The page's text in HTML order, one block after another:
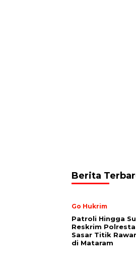
Berita
Go Hukrim
Patroli Hingga
Reskrim
Sasar Titik
di Mataram